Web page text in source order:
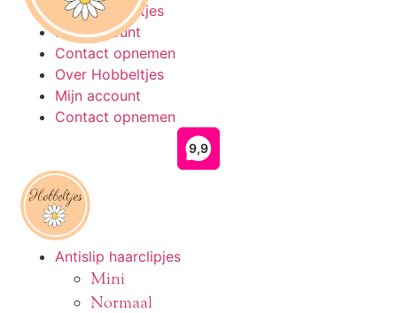
inhoud
Over Hobbeltjes
Mijn account
Contact opnemen
Over Hobbeltjes
Mijn account
Contact opnemen
Antislip haarclipjes
Mini
Normaal